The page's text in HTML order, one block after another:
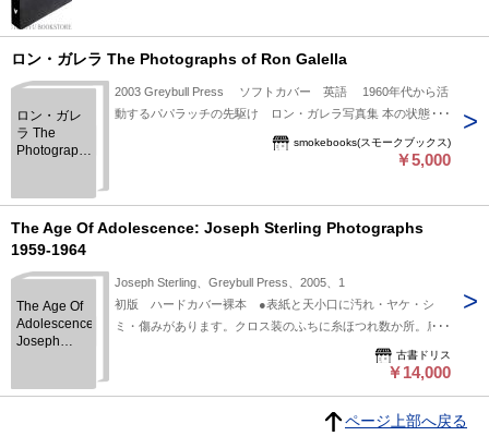
ロン・ガレラ The Photographs of Ron Galella
ロン・ガレ
ラ The
Photographs
2003 Greybull Press ソフトカバー 英語 1960年代から活
動するパパラッチの先駆け ロン・ガレラ写真集 本の状態
smokebooks(スモークブックス)
￥5,000
The Age Of Adolescence: Joseph Sterling Photographs
1959-1964
The Age Of
Adolescence:
Joseph
1959-1964
Joseph Sterling、Greybull Press、2005、1
初版 ハードカバー裸本 ●表紙と天小口に汚れ・ヤケ・シ
ミ・傷みがあります。クロス装のふちに糸ほつれ数か所。底に
黒いマジック点。その他、特に問題はありません。古本として
経年並の状態です。●ページ内に書き込み・線引きはありませ
古書ドリス
￥14,000
ページ上部へ戻る